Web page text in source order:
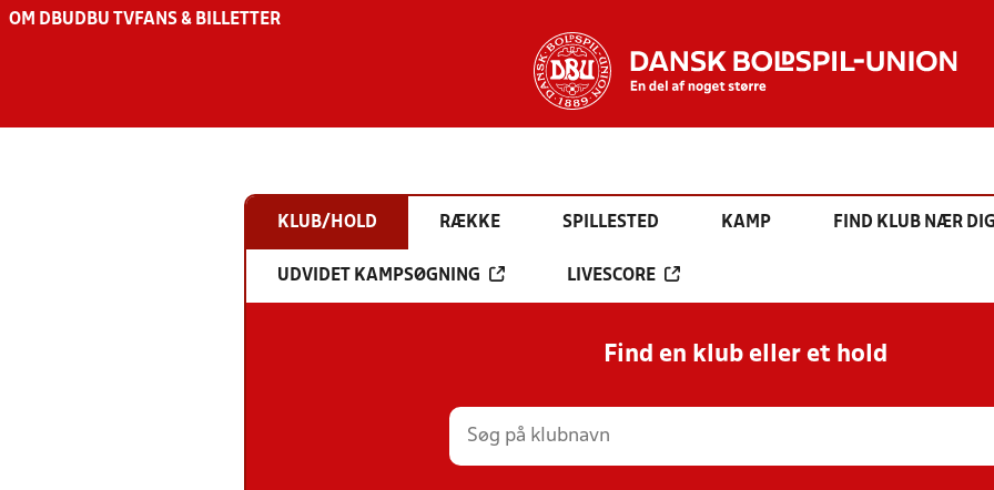
OM DBU DBU TV FANS & BILLETTER
KLUB/HOLD RÆKKE SPILLESTED KAMP FIND KLUB NÆR DIG
UDVIDET KAMPSØGNING LIVESCORE
Find en klub eller et hold